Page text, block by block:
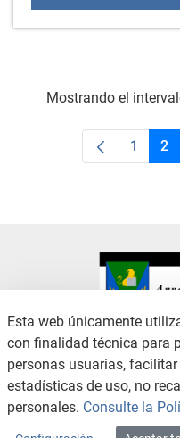
Mostrando el
Página
1 2
CONTACTO
CANAL DE
POLÍTICA DE COOKIES
Esta web únicamente
con finalidad técnica para
personas usuarias,
estadísticas de uso, no
personales. Consulte la